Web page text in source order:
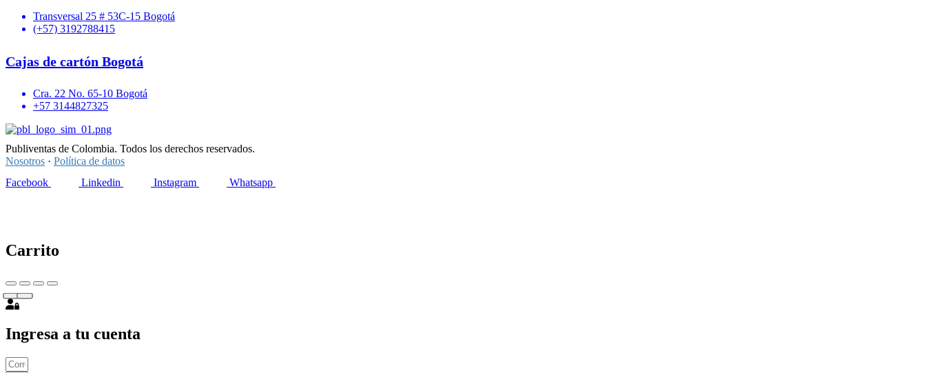
Transversal 25 # 53C-15 Bogotá
(+57) 3192788415
Cajas de cartón Bogotá
Cra. 22 No. 65-10 Bogotá
+57 3144827325
Publiventas de Colombia. Todos los derechos reservados.
Nosotros · Política de datos
Facebook
Linkedin Instagram Whatsapp
Carrito
Ingresa a tu cuenta